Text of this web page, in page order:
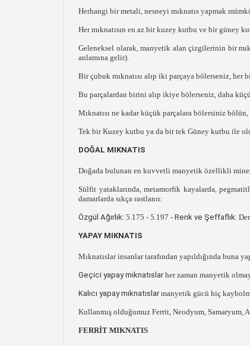
Herhangi bir metali, nesneyi mıknatıs yapmak
Her mıknatısın en az bir kuzey kutbu ve bir güney
Geleneksel olarak, manyetik alan çizgilerinin bir
anlamına gelir).
Bir çubuk mıknatısı alıp iki parçaya bölerseniz,
Bu parçalardan birini alıp ikiye bölerseniz, daha
Mıknatısı ne kadar küçük parçalara bölersiniz
Tek bir Kuzey kutbu ya da bir tek Güney kutbu ile
DOĞAL MIKNATIS
Doğada bulunan en kuvvetli manyetik özellikli
Sülfit yataklarında, metamorfik kayalarda,
damarlarda sıkça rastlanır.
Özgül Ağırlık: 5.175 - 5.197 - Renk ve Şeffaflık:
YAPAY MIKNATIS
Mıknatıslar insanlar tarafından yapıldığında buna
Geçici yapay mıknatıslarher zaman manyetik
Kalıcı yapay mıknatıslarmanyetik gücü hiç
Kullanmış olduğumuz Ferrit, Neodyum, Samaryum,
FERRİT MIKNATIS